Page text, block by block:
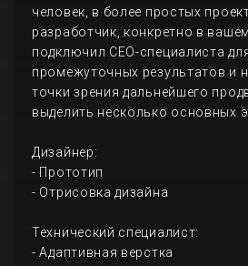
человек, в более простых
разработчик, конкретно в
подключил СЕО-специалиста
промежуточных результатов и
точки зрения дальнейшего
выделить несколько основных
Дизайнер:
- Прототип
- Отрисовка дизайна
Технический специалист:
- Адаптивная верстка